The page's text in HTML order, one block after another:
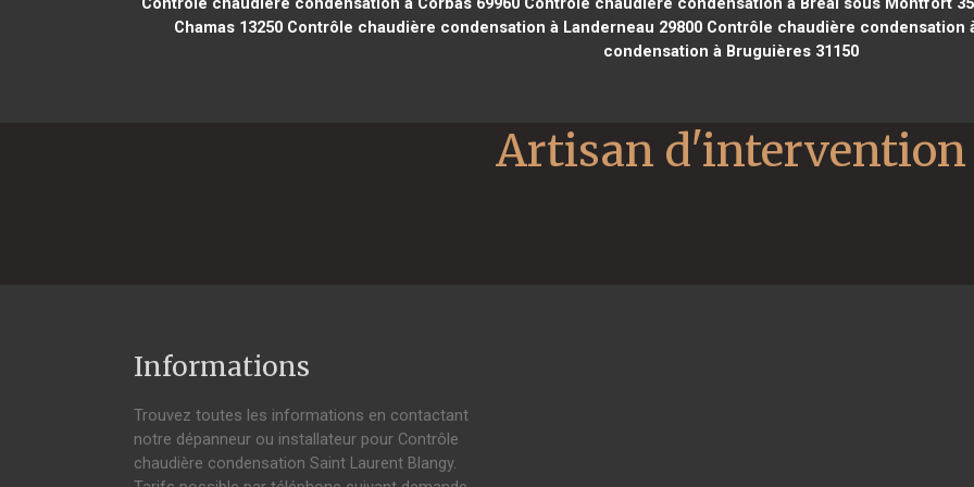
Chamas 13250Contrôle chaudière condensation à Landerneau 29800Contrôle chaudière condensation
condensation à Bruguières 31150
Informations
Trouvez toutes les informations en contactant
notre dépanneur ou installateur pour Contrôle
chaudière condensation Saint Laurent Blangy.
Artisan d'intervention